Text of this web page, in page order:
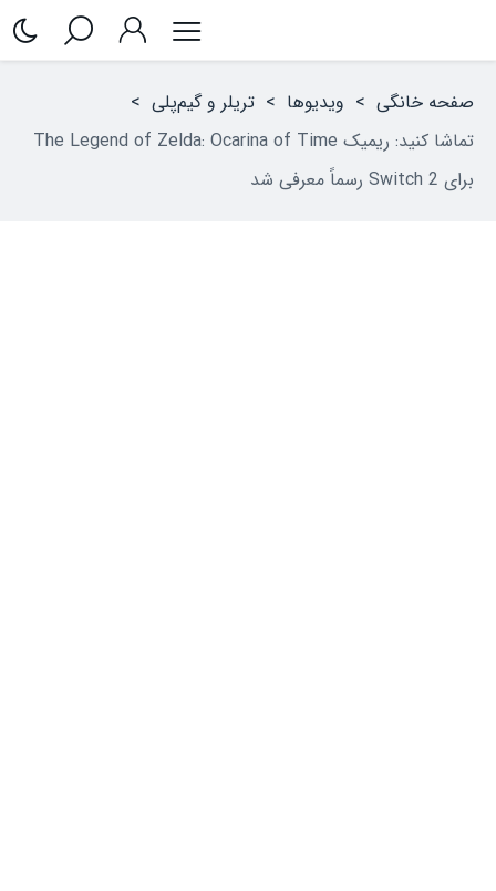
صفحه خانگی > ویدیوها > تریلر و گیم‌پلی >
تماشا کنید: ریمیک The Legend of Zelda: Ocarina of Time
برای Switch 2 رسماً معرفی شد